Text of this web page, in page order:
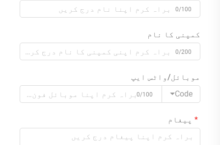
0/100
کمپنی کا نام
0/200
موبائل/واٹس ایپ
Code
0/100
پیغام